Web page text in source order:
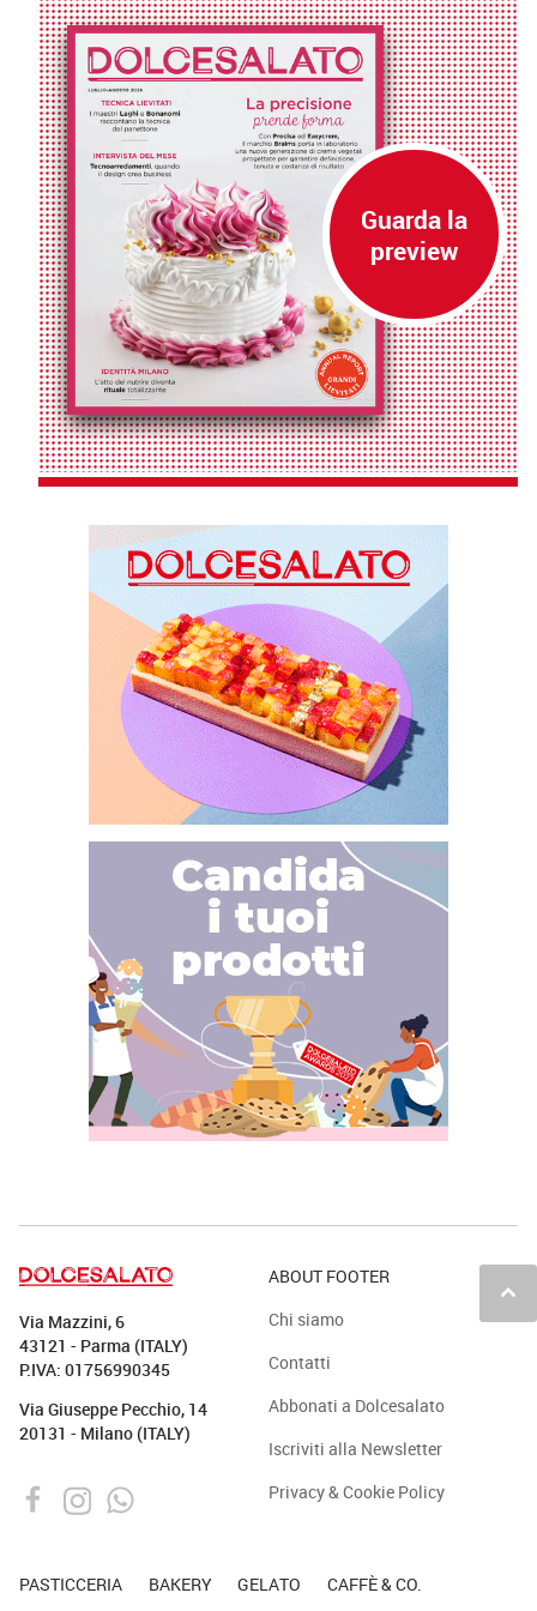
keyboard_arrow_up
Via Mazzini, 6
43121 - Parma (ITALY)
P.IVA: 01756990345
Via Giuseppe Pecchio, 14
20131 - Milano (ITALY)
ABOUT FOOTER
Chi siamo
Contatti
Abbonati a Dolcesalato
Iscriviti alla Newsletter
Privacy & Cookie Policy
PASTICCERIA BAKERY GELATO CAFFÈ & CO.